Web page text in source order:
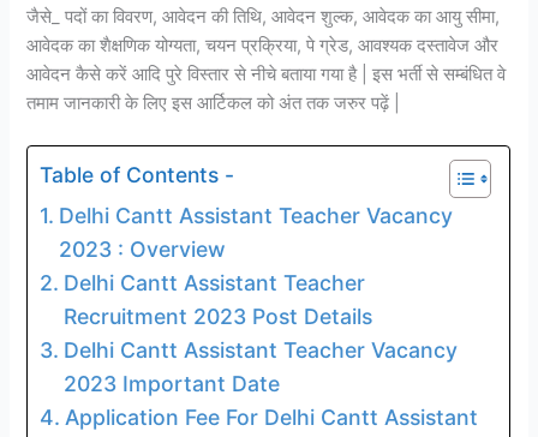
जैसे_ पदों का विवरण, आवेदन की तिथि, आवेदन शुल्क, आवेदक का आयु सीमा,
आवेदक का शैक्षणिक योग्यता, चयन प्रक्रिया, पे ग्रेड, आवश्यक दस्तावेज और
आवेदन कैसे करें आदि पुरे विस्तार से नीचे बताया गया है | इस भर्ती से सम्बंधित वे
तमाम जानकारी के लिए इस आर्टिकल को अंत तक जरुर पढ़ें |
Table of Contents -
Delhi Cantt Assistant Teacher Vacancy
2023 : Overview
Delhi Cantt Assistant Teacher
Recruitment 2023 Post Details
Delhi Cantt Assistant Teacher Vacancy
2023 Important Date
Application Fee For Delhi Cantt Assistant